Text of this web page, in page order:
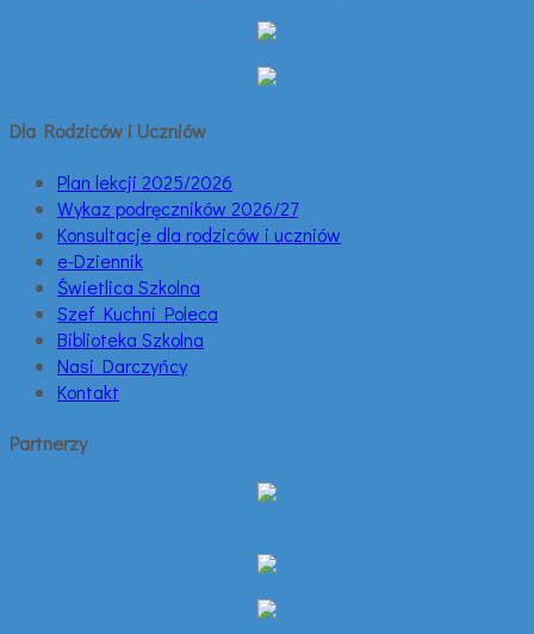
Dla Rodziców i Uczniów
Plan lekcji 2025/2026
Wykaz podręczników 2026/27
Konsultacje dla rodziców i uczniów
e-Dziennik
Świetlica Szkolna
Szef Kuchni Poleca
Biblioteka Szkolna
Nasi Darczyńcy
Kontakt
Partnerzy